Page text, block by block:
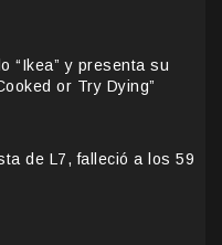
“Ikea” y presenta su
or Try Dying”
de L7, falleció a los 59